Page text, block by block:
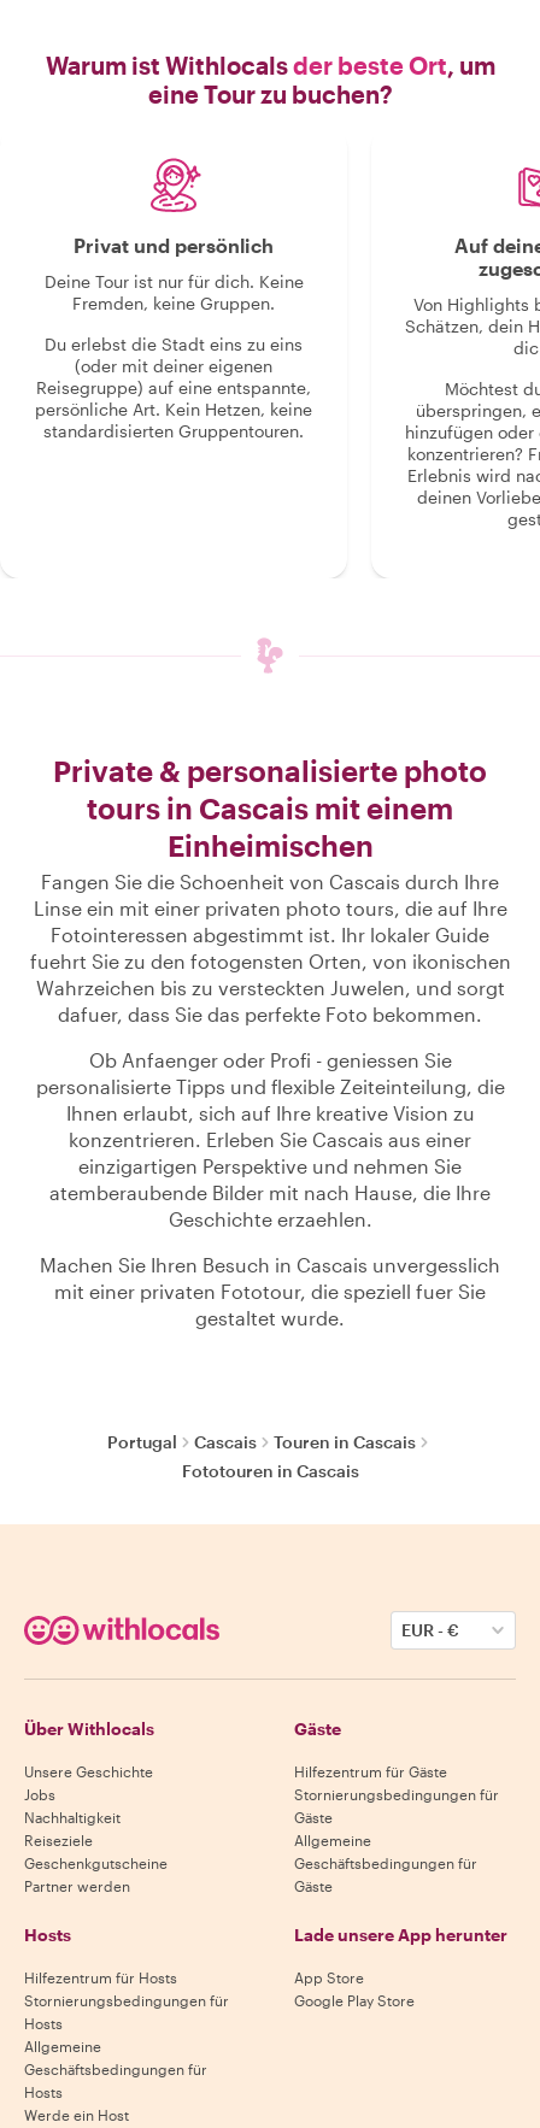
Warum ist Withlocalsder beste Ort, um
eine Tour zu buchen?
Privat und persönlich
Deine Tour ist nur für dich. Keine
Fremden, keine Gruppen.
Du erlebst die Stadt eins zu eins
(oder mit deiner eigenen
Reisegruppe) auf eine entspannte,
persönliche Art. Kein Hetzen, keine
standardisierten Gruppentouren.
Auf
Von Highlights
Schätzen, dein
Möchtest
überspringen,
hinzufügen
konzentrieren?
Erlebnis wird
deinen
Private & personalisierte photo
tours in Cascais mit einem
Einheimischen
Fangen Sie die Schoenheit von Cascais durch Ihre
Linse ein mit einer privaten photo tours, die auf Ihre
Fotointeressen abgestimmt ist. Ihr lokaler Guide
fuehrt Sie zu den fotogensten Orten, von ikonischen
Wahrzeichen bis zu versteckten Juwelen, und sorgt
dafuer, dass Sie das perfekte Foto bekommen.
Ob Anfaenger oder Profi - geniessen Sie
personalisierte Tipps und flexible Zeiteinteilung, die
Ihnen erlaubt, sich auf Ihre kreative Vision zu
konzentrieren. Erleben Sie Cascais aus einer
einzigartigen Perspektive und nehmen Sie
atemberaubende Bilder mit nach Hause, die Ihre
Geschichte erzaehlen.
Machen Sie Ihren Besuch in Cascais unvergesslich
mit einer privaten Fototour, die speziell fuer Sie
gestaltet wurde.
Portugal Cascais
Touren in Cascais
Fototouren in Cascais
EUR-€
Über Withlocals
Unsere Geschichte
Jobs
Nachhaltigkeit
Reiseziele
Geschenkgutscheine
Partner werden
Gäste
Hilfezentrum für Gäste
Stornierungsbedingungen für
Gäste
Allgemeine
Geschäftsbedingungen für
Gäste
Hosts
Hilfezentrum für Hosts
Stornierungsbedingungen für
Hosts
Allgemeine
Geschäftsbedingungen für
Hosts
Werde ein Host
Lade unsere App herunter
App Store
Google Play Store